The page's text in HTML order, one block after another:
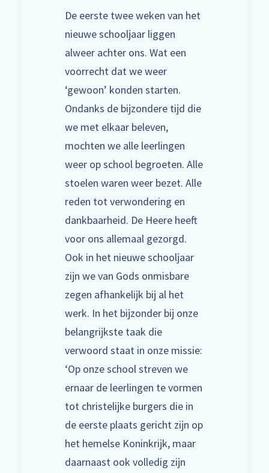
De eerste twee weken van het
nieuwe schooljaar liggen
alweer achter ons. Wat een
voorrecht dat we weer
‘gewoon’ konden starten.
Ondanks de bijzondere tijd die
we met elkaar beleven,
mochten we alle leerlingen
weer op school begroeten. Alle
stoelen waren weer bezet. Alle
reden tot verwondering en
dankbaarheid. De Heere heeft
voor ons allemaal gezorgd.
Ook in het nieuwe schooljaar
zijn we van Gods onmisbare
zegen afhankelijk bij al het
werk. In het bijzonder bij onze
belangrijkste taak die
verwoord staat in onze missie:
‘Op onze school streven we
ernaar de leerlingen te vormen
tot christelijke burgers die in
de eerste plaats gericht zijn op
het hemelse Koninkrijk, maar
daarnaast ook volledig zijn